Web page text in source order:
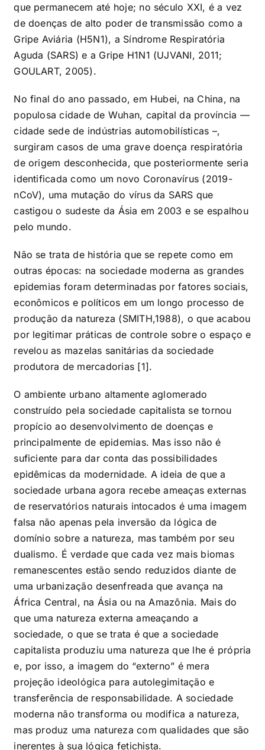
que permanecem até hoje; no século XXI, é a vez
de doenças de alto poder de transmissão como a
Gripe Aviária (H5N1), a Síndrome Respiratória
Aguda (SARS) e a Gripe H1N1 (UJVANI, 2011;
GOULART, 2005).
No final do ano passado, em Hubei, na China, na
populosa cidade de Wuhan, capital da província —
cidade sede de indústrias automobilísticas –,
surgiram casos de uma grave doença respiratória
de origem desconhecida, que posteriormente seria
identificada como um novo Coronavírus (2019-
nCoV), uma mutação do vírus da SARS que
castigou o sudeste da Ásia em 2003 e se espalhou
pelo mundo.
Não se trata de história que se repete como em
outras épocas: na sociedade moderna as grandes
epidemias foram determinadas por fatores sociais,
econômicos e políticos em um longo processo de
produção da natureza (SMITH,1988), o que acabou
por legitimar práticas de controle sobre o espaço e
revelou as mazelas sanitárias da sociedade
produtora de mercadorias [1].
O ambiente urbano altamente aglomerado
construído pela sociedade capitalista se tornou
propício ao desenvolvimento de doenças e
principalmente de epidemias. Mas isso não é
suficiente para dar conta das possibilidades
epidêmicas da modernidade. A ideia de que a
sociedade urbana agora recebe ameaças externas
de reservatórios naturais intocados é uma imagem
falsa não apenas pela inversão da lógica de
domínio sobre a natureza, mas também por seu
dualismo. É verdade que cada vez mais biomas
remanescentes estão sendo reduzidos diante de
uma urbanização desenfreada que avança na
África Central, na Ásia ou na Amazônia. Mais do
que uma natureza externa ameaçando a
sociedade, o que se trata é que a sociedade
capitalista produziu uma natureza que lhe é própria
e, por isso, a imagem do “externo” é mera
projeção ideológica para autolegimitação e
transferência de responsabilidade. A sociedade
moderna não transforma ou modifica a natureza,
mas produz uma natureza com qualidades que são
inerentes à sua lógica fetichista.